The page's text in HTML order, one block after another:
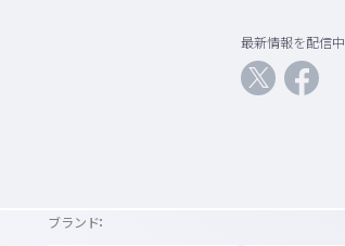
最新情報を配信中
ブランド